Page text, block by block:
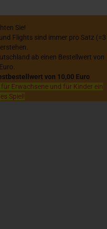
Sie!
Flights sind immer pro Satz (=3
ab einen Bestellwert von
von 10,00 Euro
Erwachsene und für Kinder ein
Spiel!